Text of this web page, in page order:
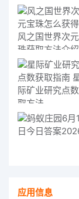
应用信息